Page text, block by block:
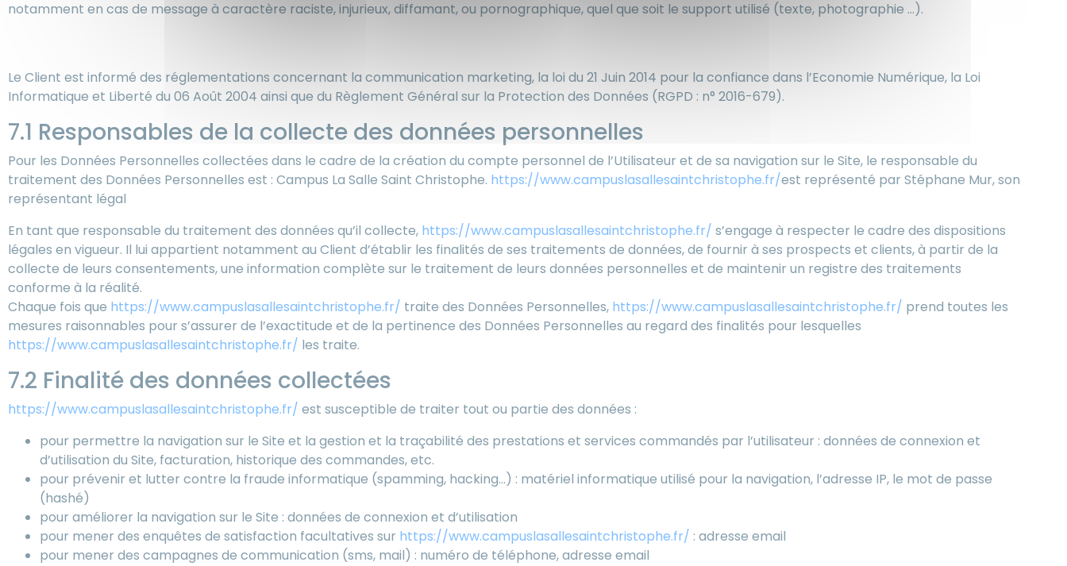
notamment en cas de message à caractère raciste, injurieux, diffamant, ou pornographique, quel que soit le support utilisé (texte, photographie …).
Le Client est informé des réglementations concernant la communication marketing, la loi du 21 Juin 2014 pour la confiance dans l’Economie Numérique, la Loi
Informatique et Liberté du 06 Août 2004 ainsi que du Règlement Général sur la Protection des Données (RGPD : n° 2016-679).
7.1 Responsables de la collecte des données personnelles
Pour les Données Personnelles collectées dans le cadre de la création du compte personnel de l’Utilisateur et de sa navigation sur le Site, le responsable du
traitement des Données Personnelles est : Campus La Salle Saint Christophe. https://www.campuslasallesaintchristophe.fr/est représenté par Stéphane Mur, son
représentant légal
En tant que responsable du traitement des données qu’il collecte, https://www.campuslasallesaintchristophe.fr/ s’engage à respecter le cadre des dispositions
légales en vigueur. Il lui appartient notamment au Client d’établir les finalités de ses traitements de données, de fournir à ses prospects et clients, à partir de la
collecte de leurs consentements, une information complète sur le traitement de leurs données personnelles et de maintenir un registre des traitements
conforme à la réalité.
Chaque fois que https://www.campuslasallesaintchristophe.fr/ traite des Données Personnelles, https://www.campuslasallesaintchristophe.fr/ prend toutes les
mesures raisonnables pour s’assurer de l’exactitude et de la pertinence des Données Personnelles au regard des finalités pour lesquelles
https://www.campuslasallesaintchristophe.fr/ les traite.
7.2 Finalité des données collectées
https://www.campuslasallesaintchristophe.fr/ est susceptible de traiter tout ou partie des données :
pour permettre la navigation sur le Site et la gestion et la traçabilité des prestations et services commandés par l’utilisateur : données de connexion et
d’utilisation du Site, facturation, historique des commandes, etc.
pour prévenir et lutter contre la fraude informatique (spamming, hacking…) : matériel informatique utilisé pour la navigation, l’adresse IP, le mot de passe
(hashé)
pour améliorer la navigation sur le Site : données de connexion et d’utilisation
pour mener des enquêtes de satisfaction facultatives sur https://www.campuslasallesaintchristophe.fr/ : adresse email
pour mener des campagnes de communication (sms, mail) : numéro de téléphone, adresse email